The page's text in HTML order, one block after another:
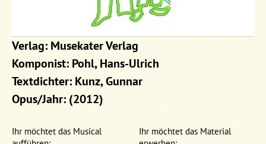
Verlag: Musekater Verlag
Komponist: Pohl, Hans-Ulrich
Textdichter: Kunz, Gunnar
Opus/Jahr: (2012)
Ihr möchtet das Musical
Ihr möchtet das Material